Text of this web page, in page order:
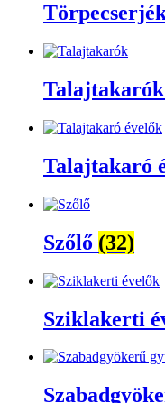
Talajtakarók
Talajtakaró
Szőlő (32)
Sziklakerti